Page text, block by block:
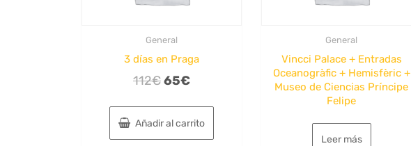
General
3 días en Praga
112€El
original
era:
65€El
actual
es:
Añadir al carrito
General
Vincci Palace + Entradas
Oceanogràfic + Hemisfèric +
Museo de Ciencias Príncipe
Felipe
Leer más